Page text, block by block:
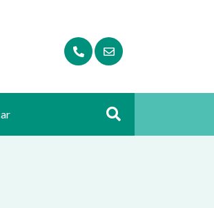
Buscar